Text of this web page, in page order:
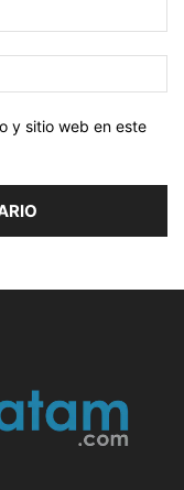
y sitio web en este